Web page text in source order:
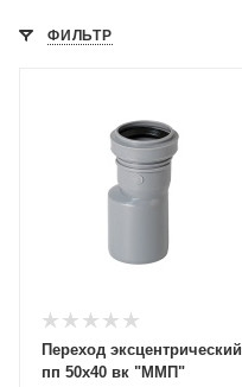
ФИЛЬТР
Переход эксцентрический
пп 50х40 вк "ММП"